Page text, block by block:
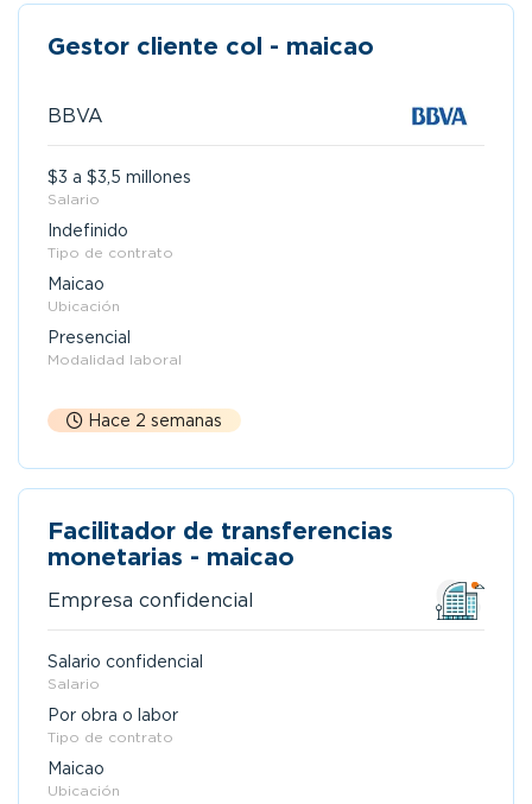
Gestor cliente col - maicao
BBVA
$3 a $3,5 millones
Salario
Indefinido
Tipo de contrato
Maicao
Ubicación
Presencial
Modalidad laboral
Hace 2 semanas
Facilitador de transferencias
monetarias - maicao
Empresa confidencial
Salario confidencial
Salario
Por obra o labor
Tipo de contrato
Maicao
Ubicación